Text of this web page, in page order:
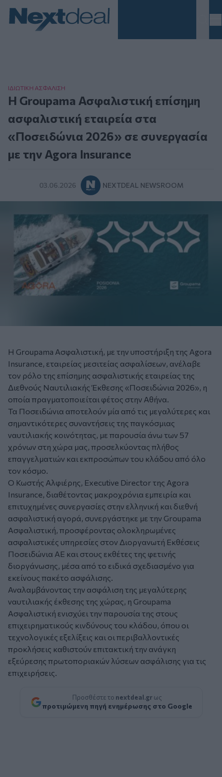
ΙΔΙΩΤΙΚΗ ΑΣΦAΛΙΣΗ
Η Groupama Ασφαλιστική επίσημη
ασφαλιστική εταιρεία στα
«Ποσειδώνια 2026» σε συνεργασία
με την Agora Insurance
03.06.2026 NEXTDEAL NEWSROOM
Η Groupama Ασφαλιστική, με την υποστήριξη της Agora
Insurance, εταιρείας μεσιτείας ασφαλίσεων, ανέλαβε
τον ρόλο της επίσημης ασφαλιστικής εταιρείας της
Διεθνούς Ναυτιλιακής Έκθεσης «Ποσειδώνια 2026», η
οποία πραγματοποιείται φέτος στην Αθήνα.
Τα Ποσειδώνια αποτελούν μία από τις μεγαλύτερες και
σημαντικότερες συναντήσεις της παγκόσμιας
ναυτιλιακής κοινότητας, με παρουσία άνω των 57
χρόνων στη χώρα μας, προσελκύοντας πλήθος
επαγγελματιών και εκπροσώπων του κλάδου από όλο
τον κόσμο.
Ο Κωστής Αλφιέρης, Executive Director της Agora
Insurance, διαθέτοντας μακροχρόνια εμπειρία και
επιτυχημένες συνεργασίες στην ελληνική και διεθνή
ασφαλιστική αγορά, συνεργάστηκε με την Groupama
Ασφαλιστική, προσφέροντας ολοκληρωμένες
ασφαλιστικές υπηρεσίες στον Διοργανωτή Εκθέσεις
Ποσειδώνια ΑΕ και στους εκθέτες της φετινής
διοργάνωσης, μέσα από το ειδικά σχεδιασμένο για
εκείνους πακέτο ασφάλισης.
Αναλαμβάνοντας την ασφάλιση της μεγαλύτερης
ναυτιλιακής έκθεσης της χώρας, η Groupama
Ασφαλιστική ενισχύει την παρουσία της στους
επιχειρηματικούς κινδύνους του κλάδου, όπου οι
τεχνολογικές εξελίξεις και οι περιβαλλοντικές
προκλήσεις καθιστούν επιτακτική την ανάγκη
εξεύρεσης πρωτοποριακών λύσεων ασφάλισης για τις
επιχειρήσεις.
Προσθέστε το nextdeal.gr ως
προτιμώμενη πηγή ενημέρωσης στο Google